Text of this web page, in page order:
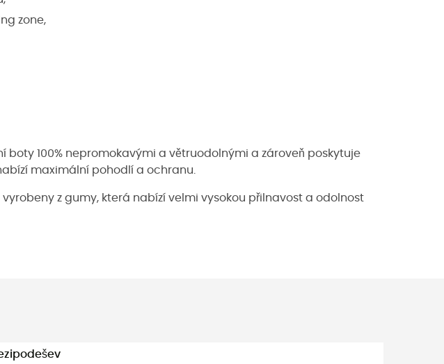
zone,
boty 100% nepromokavými a větruodolnými a zároveň poskytuje
maximální pohodlí a ochranu.
vyrobeny z gumy, která nabízí velmi vysokou přilnavost a odolnost